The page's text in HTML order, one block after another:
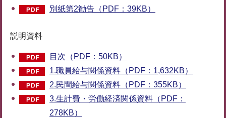
別紙第2勧告（PDF：39KB）
説明資料
目次（PDF：50KB）
1.職員給与関係資料（PDF：1,632KB）
2.民間給与関係資料（PDF：355KB）
3.生計費・労働経済関係資料（PDF：
278KB）